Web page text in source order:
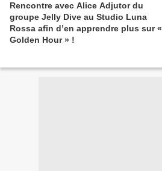
Rencontre avec Alice Adjutor du
groupe Jelly Dive au Studio Luna
Rossa afin d’en apprendre plus sur «
Golden Hour » !